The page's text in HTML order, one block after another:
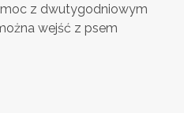
z dwutygodniowym
wejść z psem